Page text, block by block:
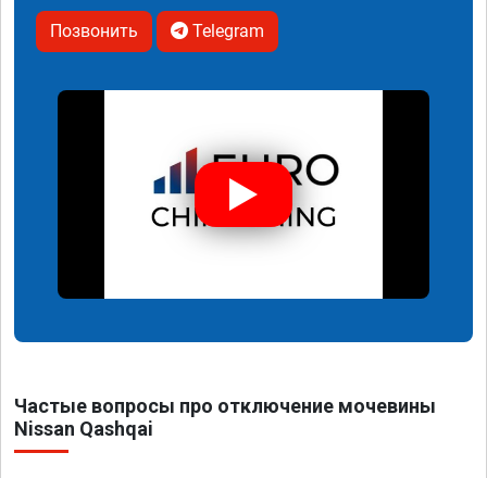
Позвонить Telegram
Частые вопросы про отключение мочевины
Nissan Qashqai